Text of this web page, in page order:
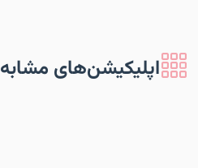
اپلیکیشن‌های مشابه